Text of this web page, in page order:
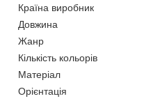
Країна виробник
Довжина
Жанр
Кількість кольорів
Матеріал
Орієнтація